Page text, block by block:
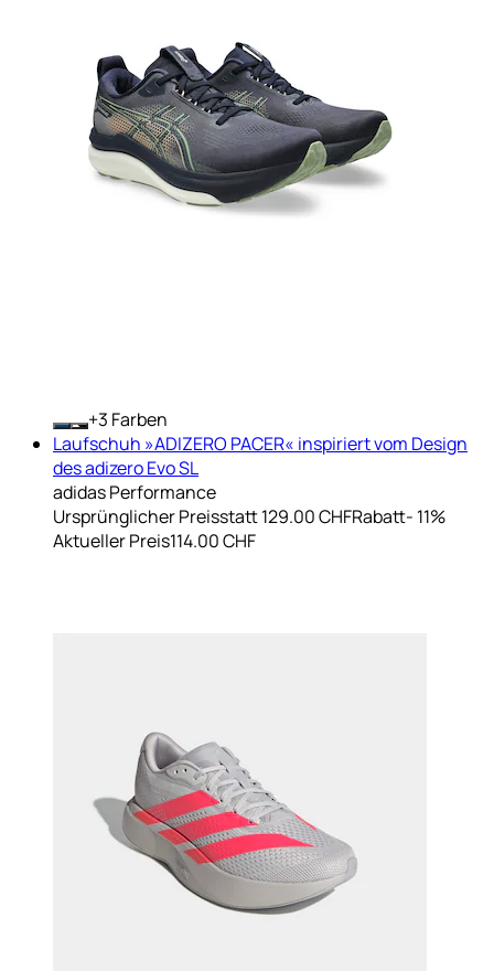
+ Farben
Laufschuh »ADIZERO PACER« inspiriert vom Design
des adizero Evo SL
adidas Performance
Ursprünglicher Preisstatt 129.00 CHFRabatt- 11%
Aktueller Preis114.00 CHF